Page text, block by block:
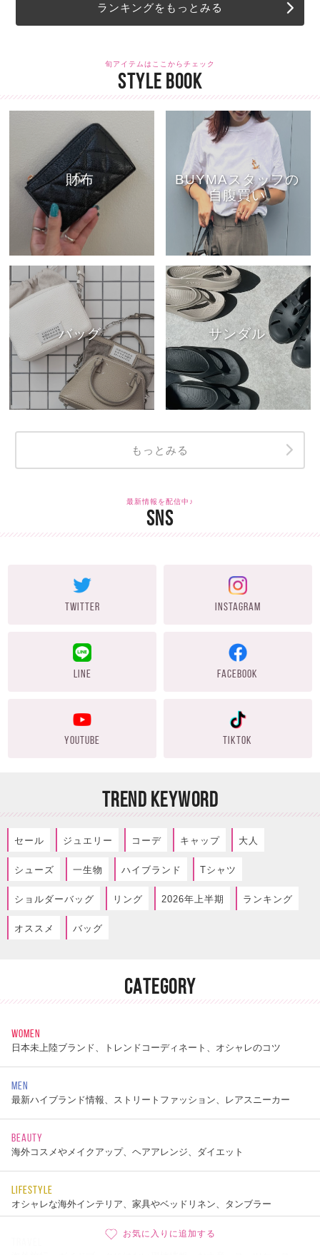
お気に入りに追加する
ランキングをもっとみる
旬アイテムはここからチェック
STYLE BOOK
財布
BUYMAスタッフの
自腹買い
バッグ サンダル
もっとみる
最新情報を配信中♪
SNS
TWITTER INSTAGRAM
LINE FACEBOOK
YOUTUBE TIKTOK
TREND KEYWORD
セール ジュエリー コーデ キャップ 大人
シューズ 一生物 ハイブランド Tシャツ
ショルダーバッグ リング 2026年上半期 ランキング
オススメ バッグ
CATEGORY
WOMEN
日本未上陸ブランド、トレンドコーディネート、オシャレのコツ
MEN
最新ハイブランド情報、ストリートファッション、レアスニーカー
BEAUTY
海外コスメやメイクアップ、ヘアアレンジ、ダイエット
LIFESTYLE
オシャレな海外インテリア、家具やベッドリネン、タンブラー